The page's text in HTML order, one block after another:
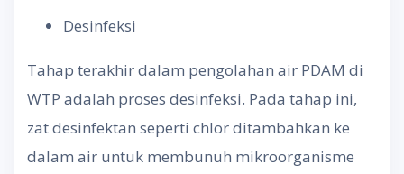
Desinfeksi
Tahap terakhir dalam pengolahan air PDAM di
WTP adalah proses desinfeksi. Pada tahap ini,
zat desinfektan seperti chlor ditambahkan ke
dalam air untuk membunuh mikroorganisme